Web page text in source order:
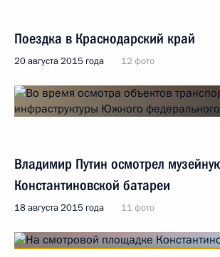
Поездка в Краснодарский край
20 августа 2015 года 12 фото
Владимир Путин осмотрел
Константиновской батареи
18 августа 2015 года 11 фото